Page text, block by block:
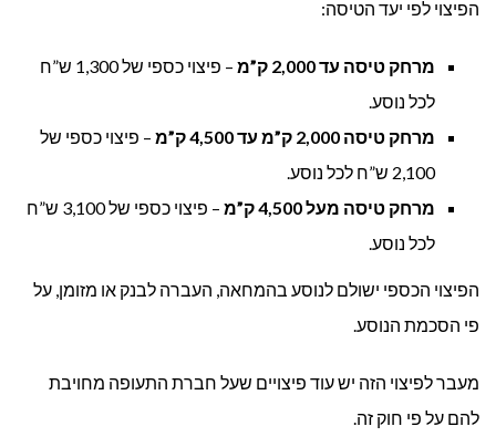
הפיצוי לפי יעד הטיסה:
מרחק טיסה עד 2,000 ק”מ
– פיצוי כספי של 1,300 ש”ח
לכל נוסע.
מרחק טיסה 2,000 ק”מ עד 4,500 ק”מ
– פיצוי כספי של
2,100 ש”ח לכל נוסע.
מרחק טיסה מעל 4,500 ק”מ
– פיצוי כספי של 3,100 ש”ח
לכל נוסע.
הפיצוי הכספי ישולם לנוסע בהמחאה, העברה לבנק או מזומן, על
פי הסכמת הנוסע.
מעבר לפיצוי הזה יש עוד פיצויים שעל חברת התעופה מחויבת
להם על פי חוק זה.